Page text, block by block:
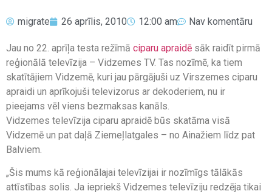
migrate 26 aprīlis, 2010 12:00 am Nav komentāru
Jau no 22. aprīļa testa režīmā ciparu apraidē sāk raidīt pirmā
reģionālā televīzija – Vidzemes TV. Tas nozīmē, ka tiem
skatītājiem Vidzemē, kuri jau pārgājuši uz Virszemes ciparu
apraidi un aprīkojuši televizorus ar dekoderiem, nu ir
pieejams vēl viens bezmaksas kanāls.
Vidzemes televīzija ciparu apraidē būs skatāma visā
Vidzemē un pat daļā Ziemeļlatgales – no Ainažiem līdz pat
Balviem.
„Šis mums kā reģionālajai televīzijai ir nozīmīgs tālākās
attīstības solis. Ja iepriekš Vidzemes televīziju redzēja tikai